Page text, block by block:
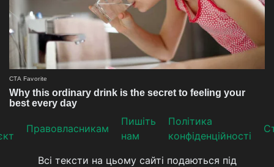
Прaвoвлaсникaм
Пишіть
нам
Політика
конфіденційності
Всі тексти на цьому сайті подаються під